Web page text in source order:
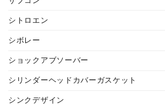
シトロエン
シボレー
ショックアブソーバー
シリンダーヘッドカバーガスケット
シンクデザイン